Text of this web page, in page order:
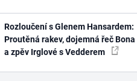
Rozloučení s Glenem Hansardem:
Proutěná rakev, dojemná řeč Bona
a zpěv Irglové s Vedderem